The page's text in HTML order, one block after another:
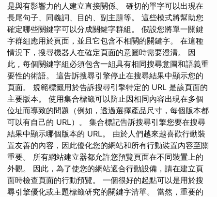
是與有影響力的人建立直接關係。 確切的單字可以出現在
長尾句子、同義詞、目的、副主題等。 這些模式將幫助您
確定哪些關鍵字可以分成關鍵字群組。 假設您將單一關鍵
字群組應用於頁面，並且它包含不相關的關鍵字。 在這種
情況下，搜尋機器人在確定頁面的意圖時需要澄清。 因
此，每個關鍵字組必須包含一組具有相同搜尋意圖和語義重
要性的術語。 這告訴搜尋引擎停止在搜尋結果中顯示您的
頁面。 規範標籤用於告訴搜尋引擎特定的 URL 是該頁面的
主要版本。 使用集合標籤可以防止因相同內容出現在多個
位址而導致的問題（例如，透過選擇產品尺寸，每個版本都
可以有自己的 URL）。 集合標記告訴搜尋引擎您要在搜尋
結果中顯示哪個版本的 URL。 由於人們越來越喜歡行動裝
置友善的內容，因此優化您的網站和所有行動裝置內容至關
重要。 所有網站建立器都允許您預覽頁面在不同裝置上的
外觀。 因此，為了使您的網站適合行動設備，請在建立頁
面時檢查頁面的行動預覽。 一個很好的起點可以是用於搜
尋引擎優化或主題標籤研究的關鍵字清單。 當然，重要的